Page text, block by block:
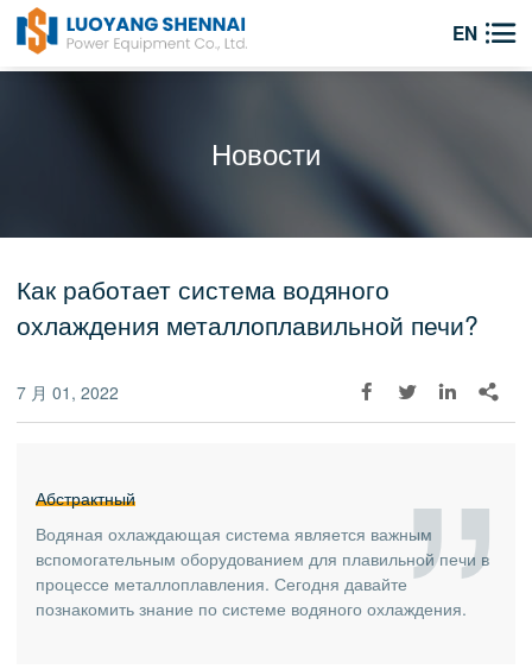
EN 
Новости
Как работает система водяного
охлаждения металлоплавильной печи?
7 月 01, 2022    
Абстрактный
Водяная охлаждающая система является важным
вспомогательным оборудованием для плавильной печи в
процессе металлоплавления. Сегодня давайте
познакомить знание по системе водяного охлаждения.